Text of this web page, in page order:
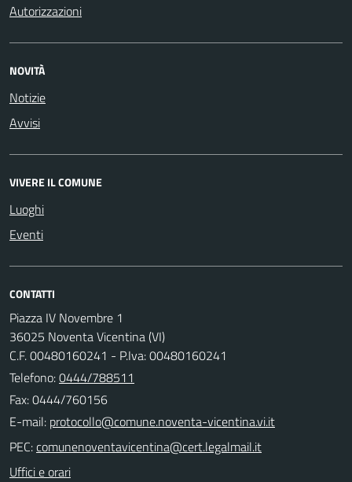
Autorizzazioni
NOVITÀ
Notizie
Avvisi
VIVERE IL COMUNE
Luoghi
Eventi
CONTATTI
Piazza IV Novembre 1
36025 Noventa Vicentina (VI)
C.F. 00480160241 - P.Iva: 00480160241
Telefono:0444/788511
Fax: 0444/760156
E-mail:
PEC:
Uffici e orari